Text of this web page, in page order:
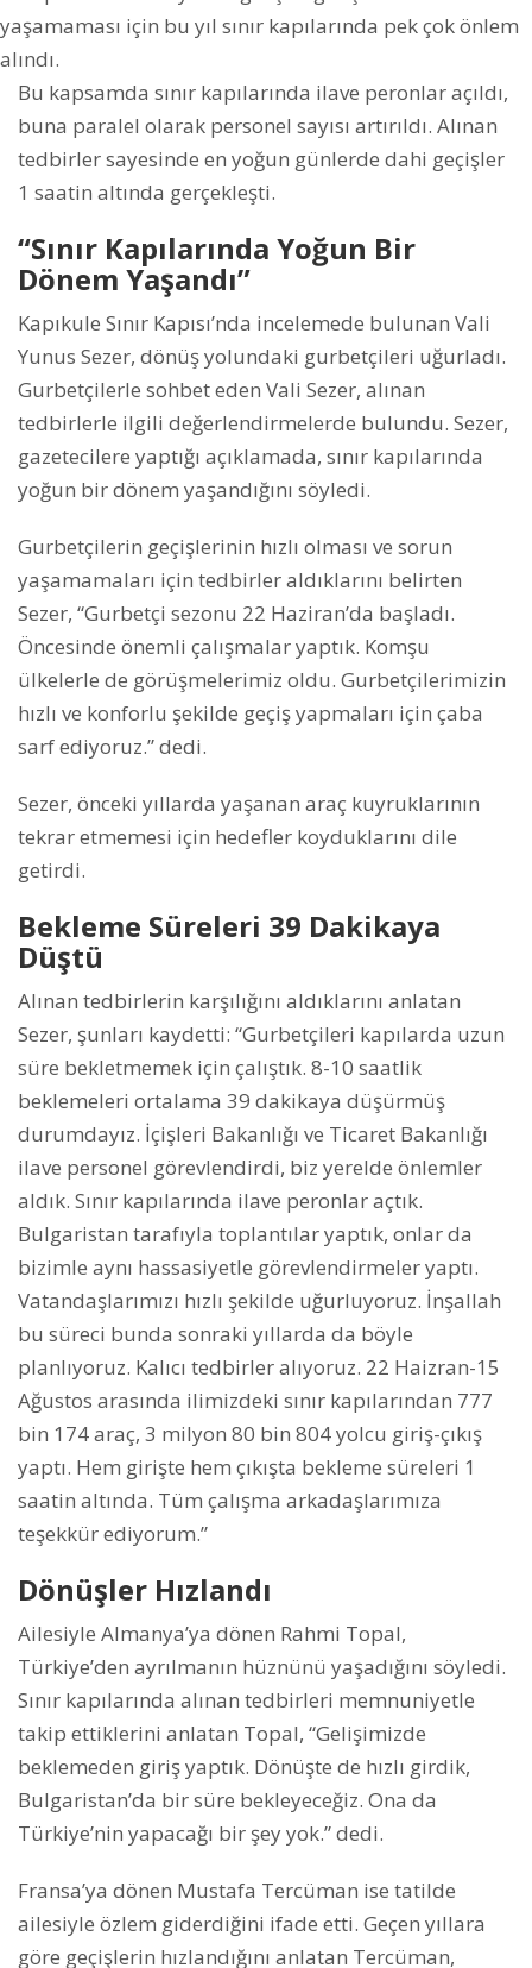
yaşamaması için bu yıl sınır kapılarında pek çok önlem
alındı.
Bu kapsamda sınır kapılarında ilave peronlar açıldı,
buna paralel olarak personel sayısı artırıldı. Alınan
tedbirler sayesinde en yoğun günlerde dahi geçişler
1 saatin altında gerçekleşti.
“Sınır Kapılarında Yoğun Bir
Dönem Yaşandı”
Kapıkule Sınır Kapısı’nda incelemede bulunan Vali
Yunus Sezer, dönüş yolundaki gurbetçileri uğurladı.
Gurbetçilerle sohbet eden Vali Sezer, alınan
tedbirlerle ilgili değerlendirmelerde bulundu. Sezer,
gazetecilere yaptığı açıklamada, sınır kapılarında
yoğun bir dönem yaşandığını söyledi.
Gurbetçilerin geçişlerinin hızlı olması ve sorun
yaşamamaları için tedbirler aldıklarını belirten
Sezer, “Gurbetçi sezonu 22 Haziran’da başladı.
Öncesinde önemli çalışmalar yaptık. Komşu
ülkelerle de görüşmelerimiz oldu. Gurbetçilerimizin
hızlı ve konforlu şekilde geçiş yapmaları için çaba
sarf ediyoruz.” dedi.
Sezer, önceki yıllarda yaşanan araç kuyruklarının
tekrar etmemesi için hedefler koyduklarını dile
getirdi.
Bekleme Süreleri 39 Dakikaya
Düştü
Alınan tedbirlerin karşılığını aldıklarını anlatan
Sezer, şunları kaydetti: “Gurbetçileri kapılarda uzun
süre bekletmemek için çalıştık. 8-10 saatlik
beklemeleri ortalama 39 dakikaya düşürmüş
durumdayız. İçişleri Bakanlığı ve Ticaret Bakanlığı
ilave personel görevlendirdi, biz yerelde önlemler
aldık. Sınır kapılarında ilave peronlar açtık.
Bulgaristan tarafıyla toplantılar yaptık, onlar da
bizimle aynı hassasiyetle görevlendirmeler yaptı.
Vatandaşlarımızı hızlı şekilde uğurluyoruz. İnşallah
bu süreci bunda sonraki yıllarda da böyle
planlıyoruz. Kalıcı tedbirler alıyoruz. 22 Haizran-15
Ağustos arasında ilimizdeki sınır kapılarından 777
bin 174 araç, 3 milyon 80 bin 804 yolcu giriş-çıkış
yaptı. Hem girişte hem çıkışta bekleme süreleri 1
saatin altında. Tüm çalışma arkadaşlarımıza
teşekkür ediyorum.”
Dönüşler Hızlandı
Ailesiyle Almanya’ya dönen Rahmi Topal,
Türkiye’den ayrılmanın hüznünü yaşadığını söyledi.
Sınır kapılarında alınan tedbirleri memnuniyetle
takip ettiklerini anlatan Topal, “Gelişimizde
beklemeden giriş yaptık. Dönüşte de hızlı girdik,
Bulgaristan’da bir süre bekleyeceğiz. Ona da
Türkiye’nin yapacağı bir şey yok.” dedi.
Fransa’ya dönen Mustafa Tercüman ise tatilde
ailesiyle özlem giderdiğini ifade etti. Geçen yıllara
göre geçişlerin hızlandığını anlatan Tercüman,